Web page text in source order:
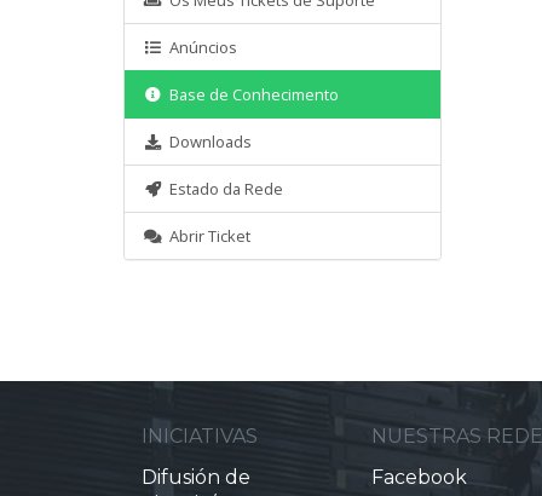
Anúncios
Base de Conhecimento
Downloads
Estado da Rede
Abrir Ticket
INICIATIVAS
Difusión de
NUESTRAS
Facebook